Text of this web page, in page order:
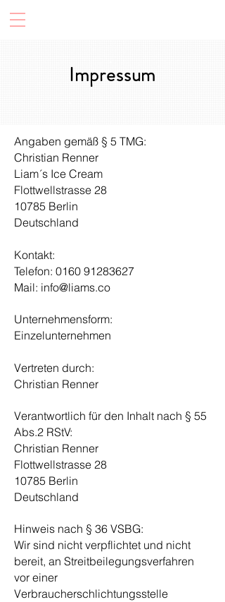
Impressum
Angaben gemäß § 5 TMG:
Christian Renner
Liam´s Ice Cream
Flottwellstrasse 28
10785 Berlin
Deutschland
Kontakt:
Telefon: 0160 91283627
Mail: info@liams.co
Unternehmensform:
Einzelunternehmen
Vertreten durch:
Christian Renner
Verantwortlich für den Inhalt nach § 55
Abs.2 RStV:
Christian Renner
Flottwellstrasse 28
10785 Berlin
Deutschland
Hinweis nach § 36 VSBG:
Wir sind nicht verpflichtet und nicht
bereit, an Streitbeilegungsverfahren
vor einer
Verbraucherschlichtungsstelle